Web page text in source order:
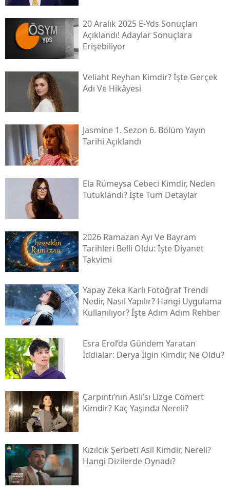
20 Aralık 2025 E-Yds Sonuçları
Açıklandı! Adaylar Sonuçlara
Erişebiliyor
Veliaht Reyhan Kimdir? İşte Gerçek
Adı Ve Hikâyesi
Jasmine 1. Sezon 6. Bölüm Yayın
Tarihi Açıklandı
Ela Rümeysa Cebeci Kimdir, Neden
Tutuklandı? İşte Tüm Detaylar
2026 Ramazan Ayı Ve Bayram
Tarihleri Belli Oldu: İşte Diyanet
Takvimi
Yapay Zeka Karlı Fotoğraf Trendi
Nedir, Nasıl Yapılır? Hangi Uygulama
Kullanılıyor? İşte Adım Adım Rehber
Esra Erol’da Gündem Yaratan
İddialar: Derya İlgin Kimdir, Ne Oldu?
Çarpıntı’nın Aslı’sı Lizge Cömert
Kimdir? Kaç Yaşında Nereli?
Kızılcık Şerbeti Asil Kimdir, Nereli?
Hangi Dizilerde Oynadı?